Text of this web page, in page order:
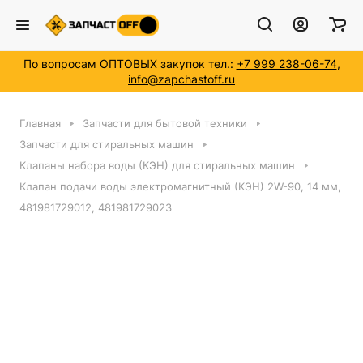
По вопросам ОПТОВЫХ закупок тел.: +7 999 238-06-74,
info@zapchastoff.ru
Главная
Запчасти для бытовой техники
Запчасти для стиральных машин
Клапаны набора воды (КЭН) для стиральных машин
Клапан подачи воды электромагнитный (КЭН) 2W-90, 14 мм,
481981729012, 481981729023